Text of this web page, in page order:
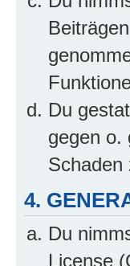
Du
gegen o.
Schaden
4.
Du
License